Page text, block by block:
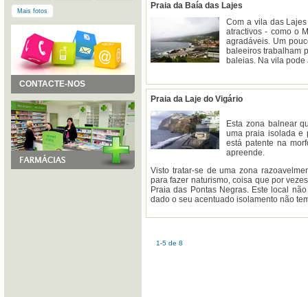
Mais fotos
CONTACTE-NOS
Praia da Baía das Lajes
Com a vila das
atractivos - como o
agradáveis. Um
baleeiros trabalham
baleias. Na vila
Praia da Laje do Vigário
Esta zona balnear
uma praia isolada e
está patente na
apreende.
Visto tratar-se de uma zona
para fazer naturismo, coisa que por
Praia das Pontas Negras. Este local
dado o seu acentuado isolamento não
1-5 de 8